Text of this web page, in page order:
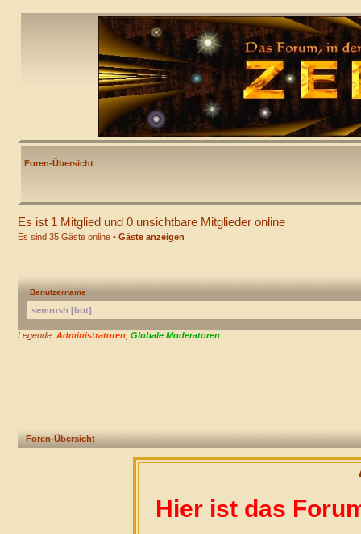
Foren-Übersicht
Es ist 1 Mitglied und 0 unsichtbare Mitglieder online
Es sind 35 Gäste online • Gäste anzeigen
Benutzername
semrush [bot]
Legende: Administratoren Globale Moderatoren
Foren-Übersicht
Hier ist das